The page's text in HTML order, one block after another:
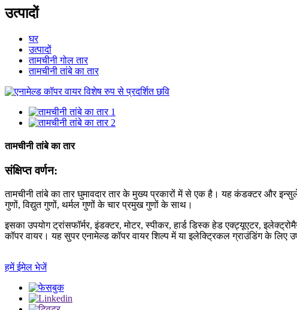
उत्पादों
घर
उत्पादों
तामचीनी गोल तार
तामचीनी तांबे का तार
तामचीनी तांबे का तार
संक्षिप्त वर्णन:
तामचीनी तांबे का तार घुमावदार तार के मुख्य प्रकारों में से एक है। यह कंडक्टर और
गुणों, विद्युत गुणों, थर्मल गुणों के चार प्रमुख गुणों के साथ।
इसका उपयोग ट्रांसफॉर्मर, इंडक्टर, मोटर, स्पीकर, हार्ड डिस्क हेड एक्ट्यूएटर,
कॉपर वायर। यह सुपर एनामेल्ड कॉपर वायर शिल्प में या इलेक्ट्रिकल ग्राउंडिंग के लिए
हमें ईमेल भेजें